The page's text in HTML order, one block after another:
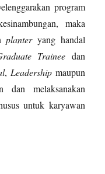
program
maka
planteryang handal
Trainee dan
, Leadership maupun
melaksanakan
untuk karyawan